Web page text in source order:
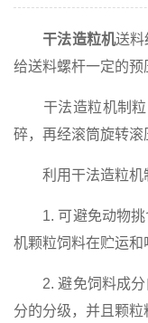
干法造粒机送料
给送料螺杆一定的
干法造粒机制粒系
碎，再经滚筒旋转
利用干法造粒机
1. 可避免动物挑食
机颗粒饲料在贮运
2. 避免饲料成分自
分的分级，并且颗